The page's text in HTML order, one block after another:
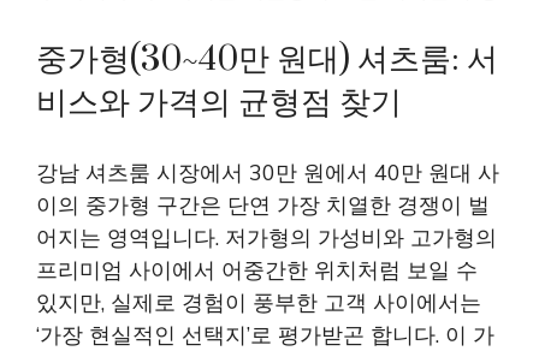
중가형(30~40만 원대) 셔츠룸: 서
비스와 가격의 균형점 찾기
강남 셔츠룸 시장에서 30만 원에서 40만 원대 사
이의 중가형 구간은 단연 가장 치열한 경쟁이 벌
어지는 영역입니다. 저가형의 가성비와 고가형의
프리미엄 사이에서 어중간한 위치처럼 보일 수
있지만, 실제로 경험이 풍부한 고객 사이에서는
‘가장 현실적인 선택지’로 평가받곤 합니다. 이 가